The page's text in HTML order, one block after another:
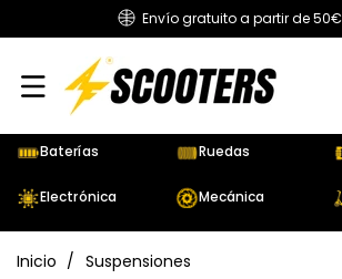
Envío gratuito a partir de 50€
Baterías Ruedas
Electrónica Mecánica
Inicio / Suspensiones